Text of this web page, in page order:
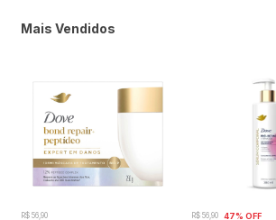
Mais Vendidos
R$ 56,90 R$ 56,90 47% OFF